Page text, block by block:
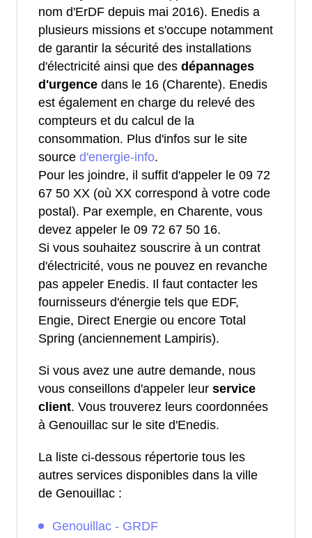
nom d'ErDF depuis mai 2016). Enedis a
plusieurs missions et s'occupe notamment
de garantir la sécurité des installations
d'électricité ainsi que des dépannages
d'urgence dans le 16 (Charente). Enedis
est également en charge du relevé des
compteurs et du calcul de la
consommation. Plus d'infos sur le site
source d'energie-info.
Pour les joindre, il suffit d'appeler le 09 72
67 50 XX (où XX correspond à votre code
postal). Par exemple, en Charente, vous
devez appeler le 09 72 67 50 16.
Si vous souhaitez souscrire à un contrat
d'électricité, vous ne pouvez en revanche
pas appeler Enedis. Il faut contacter les
fournisseurs d'énergie tels que EDF,
Engie, Direct Energie ou encore Total
Spring (anciennement Lampiris).
Si vous avez une autre demande, nous
vous conseillons d'appeler leur service
client. Vous trouverez leurs coordonnées
à Genouillac sur le site d'Enedis.
La liste ci-dessous répertorie tous les
autres services disponibles dans la ville
de Genouillac :
Genouillac - GRDF